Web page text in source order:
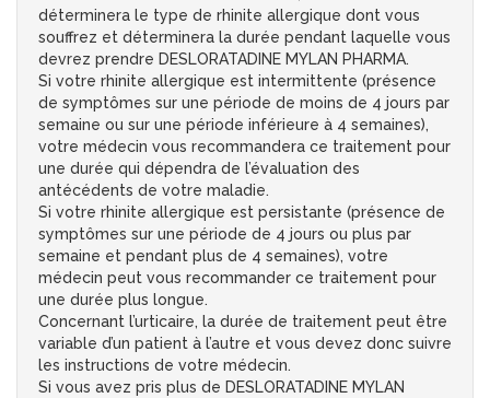
déterminera le type de rhinite allergique dont vous
souffrez et déterminera la durée pendant laquelle vous
devrez prendre DESLORATADINE MYLAN PHARMA.
Si votre rhinite allergique est intermittente (présence
de symptômes sur une période de moins de 4 jours par
semaine ou sur une période inférieure à 4 semaines),
votre médecin vous recommandera ce traitement pour
une durée qui dépendra de l’évaluation des
antécédents de votre maladie.
Si votre rhinite allergique est persistante (présence de
symptômes sur une période de 4 jours ou plus par
semaine et pendant plus de 4 semaines), votre
médecin peut vous recommander ce traitement pour
une durée plus longue.
Concernant l’urticaire, la durée de traitement peut être
variable d’un patient à l’autre et vous devez donc suivre
les instructions de votre médecin.
Si vous avez pris plus de DESLORATADINE MYLAN